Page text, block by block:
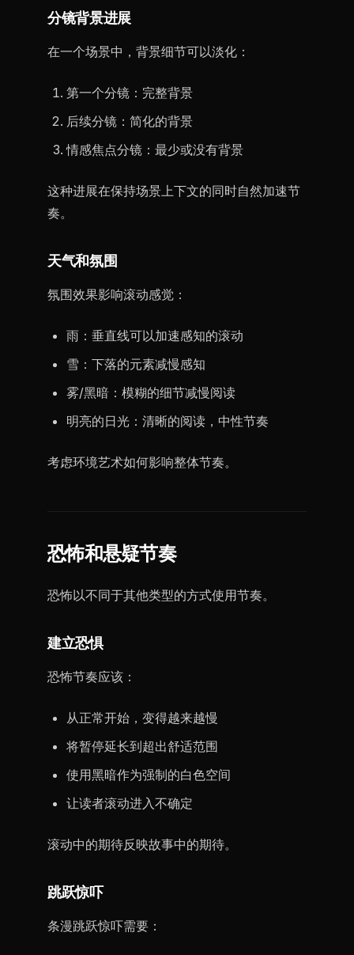
分镜背景进展
在一个场景中，背景细节可以淡化：
第一个分镜：完整背景
后续分镜：简化的背景
情感焦点分镜：最少或没有背景
这种进展在保持场景上下文的同时自然加速节
奏。
天气和氛围
氛围效果影响滚动感觉：
雨：垂直线可以加速感知的滚动
雪：下落的元素减慢感知
雾/黑暗：模糊的细节减慢阅读
明亮的日光：清晰的阅读，中性节奏
考虑环境艺术如何影响整体节奏。
恐怖和悬疑节奏
恐怖以不同于其他类型的方式使用节奏。
建立恐惧
恐怖节奏应该：
从正常开始，变得越来越慢
将暂停延长到超出舒适范围
使用黑暗作为强制的白色空间
让读者滚动进入不确定
滚动中的期待反映故事中的期待。
跳跃惊吓
条漫跳跃惊吓需要：